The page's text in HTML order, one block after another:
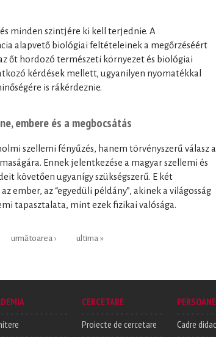
minden szintjére ki kell terjednie. A
alapvető biológiai feltételeinek a megőrzéséért
őt hordozó természeti környezet és biológiai
kérdések mellett, ugyanilyen nyomatékkal
is rákérdeznie.
embere és a megbocsátás
szellemi fényűzés, hanem törvényszerű válasz a
Ennek jelentkezése a magyar szellemi és
követően ugyanígy szükségszerű. E két
ember, az “egyedüli példány”, akinek a világosság
tapasztalata, mint ezek fizikai valósága.
următoarea › ultima »
CERCETARE
Proiecte de cercetare
PERSOANE
Cadre